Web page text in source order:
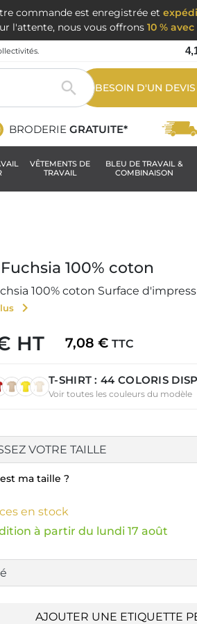
commande est enregistrée et
l'attente, nous vous offrons 10 %
 BESOIN D'UN DEVIS
BRODERIE GRATUITE*
VÊTEMENTS DE
TRAVAIL
BLEU DE TRAVAIL &
COMBINAISON
100% coton
100% coton Surface
chevron_right
HT 7,08 € TTC
T-SHIRT : 44 COLORIS
Voir toutes les couleurs du modèle
ma taille ?
en stock
à partir du lundi 17 août
AJOUTER UNE ETIQUETTE